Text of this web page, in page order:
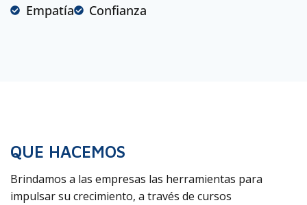
Empatía
Confianza
QUE HACEMOS
Brindamos a las empresas las herramientas para
impulsar su crecimiento, a través de cursos